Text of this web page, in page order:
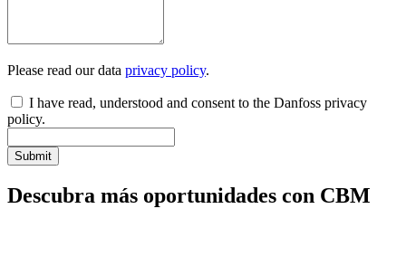
Please read our data privacy policy.
I have read, understood and consent to the Danfoss privacy
policy.
Submit
Descubra más oportunidades con CBM